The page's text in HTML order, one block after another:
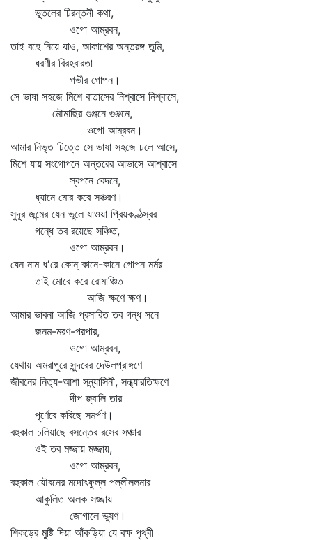
ভূতলের চিরন্তনী কথা,
ওগো আম্রবন,
তাই বহে নিয়ে যাও, আকাশের অন্তরঙ্গ তুমি,
ধরণীর বিরহবারতা
গভীর গোপন।
সে ভাষা সহজে মিশে বাতাসের নিশ্বাসে নিশ্বাসে,
মৌমাছির গুঞ্জনে গুঞ্জনে,
ওগো আম্রবন।
আমার নিভৃত চিত্তে সে ভাষা সহজে চলে আসে,
মিশে যায় সংগোপনে অন্তরের আভাসে আশ্বাসে
স্বপনে বেদনে,
ধ্যানে মোর করে সঞ্চরণ।
সুদূর জন্মের যেন ভুলে যাওয়া প্রিয়কণ্ঠস্বর
গন্ধে তব রয়েছে সঞ্চিত,
ওগো আম্রবন।
যেন নাম ধ'রে কোন্‌ কানে-কানে গোপন মর্মর
তাই মোরে করে রোমাঞ্চিত
আজি ক্ষণে ক্ষণ।
আমার ভাবনা আজি প্রসারিত তব গন্ধ সনে
জনম-মরণ-পরপার,
ওগো আম্রবন,
যেথায় অমরাপুরে সুন্দরের দেউলপ্রাঙ্গণে
জীবনের নিত্য-আশা সন্ন্যাসিনী, সন্ধ্যারতিক্ষণে
দীপ জ্বালি তার
পূর্ণেরে করিছে সমর্পণ।
বহুকাল চলিয়াছে বসন্তের রসের সঞ্চার
ওই তব মজ্জায় মজ্জায়,
ওগো আম্রবন,
বহুকাল যৌবনের মদোৎফুল্ল পল্লীললনার
আকুলিত অলক সজ্জায়
জোগালে ভুষণ।
শিকড়ের মুষ্টি দিয়া আঁকড়িয়া যে বক্ষ পৃথ্বী